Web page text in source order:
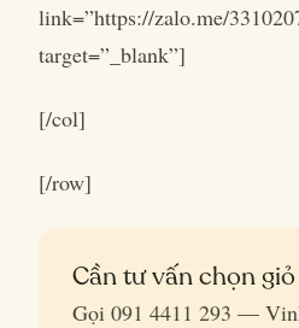
link=”https://zalo.me/
target=”_blank”]
[/col]
[/row]
Cần tư vấn chọn
Gọi 091 4411 293 —